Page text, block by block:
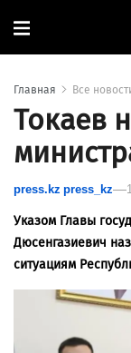
Главная Все
Токаев
press.kz press_kz
Указом Главы
Дюсенгазиевич
ситуациям